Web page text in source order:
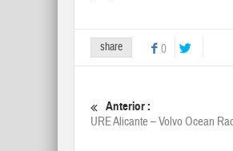
share 0
Anterior :
URE Alicante – Volvo Ocean